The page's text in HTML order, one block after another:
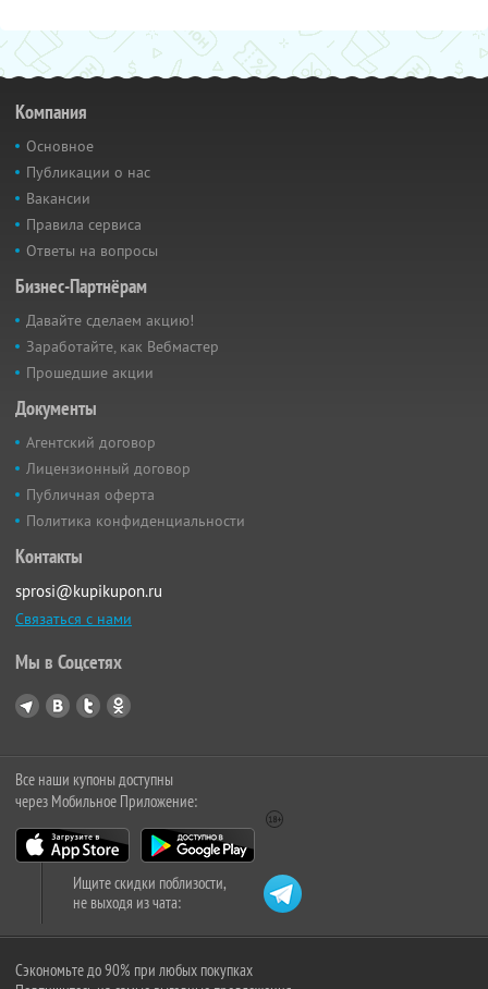
Компания
Основное
Публикации о нас
Вакансии
Правила сервиса
Ответы на вопросы
Бизнес-Партнёрам
Давайте сделаем акцию!
Заработайте, как Вебмастер
Прошедшие акции
Документы
Агентский договор
Лицензионный договор
Публичная оферта
Политика конфиденциальности
Контакты
sprosi@kupikupon.ru
Связаться с нами
Мы в Соцсетях
Все наши купоны доступны
через Мобильное Приложение:
Ищите скидки поблизости,
не выходя из чата:
Сэкономьте до 90% при любых покупках